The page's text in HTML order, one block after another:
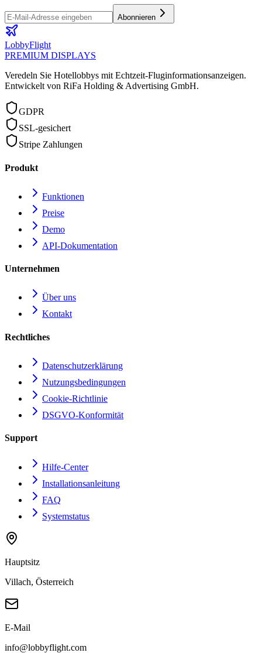
Abonnieren
LobbyFlight
PREMIUM DISPLAYS
Veredeln Sie Hotellobbys mit Echtzeit-Fluginformationsanzeigen.
Entwickelt von RiFa Holding & Advertising GmbH.
GDPR
SSL-gesichert
Stripe Zahlungen
Produkt
Funktionen
Preise
Demo
API-Dokumentation
Unternehmen
Über uns
Kontakt
Rechtliches
Datenschutzerklärung
Nutzungsbedingungen
Cookie-Richtlinie
DSGVO-Konformität
Support
Hilfe-Center
Installationsanleitung
FAQ
Systemstatus
Hauptsitz
Villach, Österreich
E-Mail
info@lobbyflight.com